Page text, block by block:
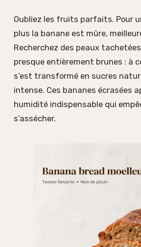
Oubliez les fruits parfaits. Pour
plus la banane est mûre,
Recherchez des peaux
presque entièrement brunes : à
s’est transformé en sucres
intense. Ces bananes écrasées
humidité indispensable qui
s’assécher.